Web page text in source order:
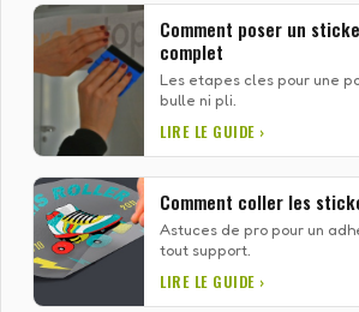
Comment poser un
complet
Les etapes cles pour une
bulle ni pli.
LIRE LE GUIDE ›
Comment coller les
Astuces de pro pour un
tout support.
LIRE LE GUIDE ›